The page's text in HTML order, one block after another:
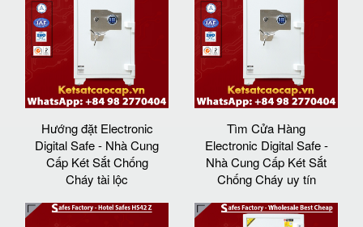
Hướng đặt Electronic
Digital Safe - Nhà Cung
Cấp Két Sắt Chống
Cháy tài lộc
Tìm Cửa Hàng
Electronic Digital Safe -
Nhà Cung Cấp Két Sắt
Chống Cháy uy tín